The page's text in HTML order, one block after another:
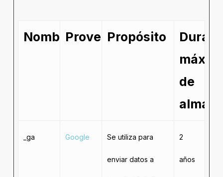
NombreProveedorPropósito
de
_ga Google Se utiliza para
enviar datos a
2
años